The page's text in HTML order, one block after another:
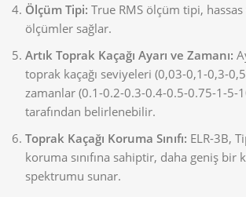
Ölçüm Tipi: True RMS ölçüm tipi,
ölçümler sağlar.
Artık Toprak Kaçağı Ayarı ve Zamanı:
toprak kaçağı seviyeleri (0,03-0,1-0,3-
zamanlar (0.1-0.2-0.3-0.4-0.5-0.75-1-5-
tarafından belirlenebilir.
Toprak Kaçağı Koruma Sınıfı: ELR-3B,
koruma sınıfına sahiptir, daha geniş bir
spektrumu sunar.